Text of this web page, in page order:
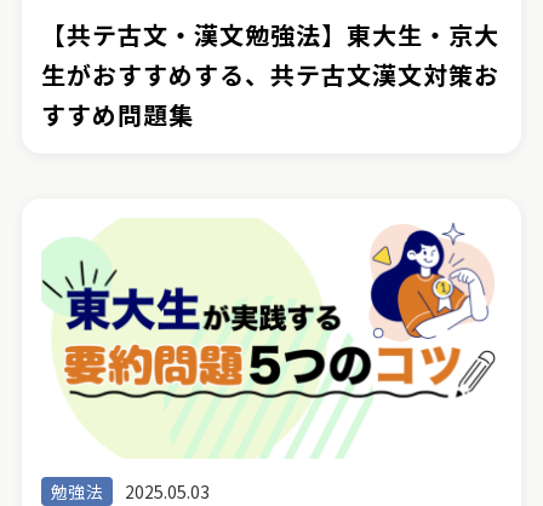
【共テ古文・漢文勉強法】東大生・京大
生がおすすめする、共テ古文漢文対策お
すすめ問題集
勉強法 2025.05.03